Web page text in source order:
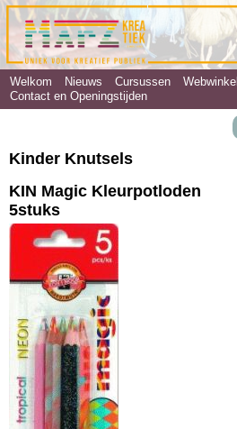
Welkom Nieuws Cursussen Webwinkel
Contact en Openingstijden
Kinder Knutsels
KIN Magic Kleurpotloden
5stuks